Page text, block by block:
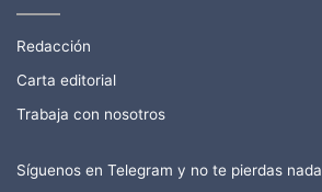
Redacción
Carta editorial
Trabaja con nosotros
Síguenos en Telegram y no te pierdas nada